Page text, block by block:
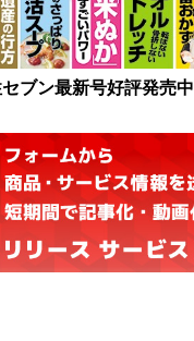
ブン最新号好評発売中